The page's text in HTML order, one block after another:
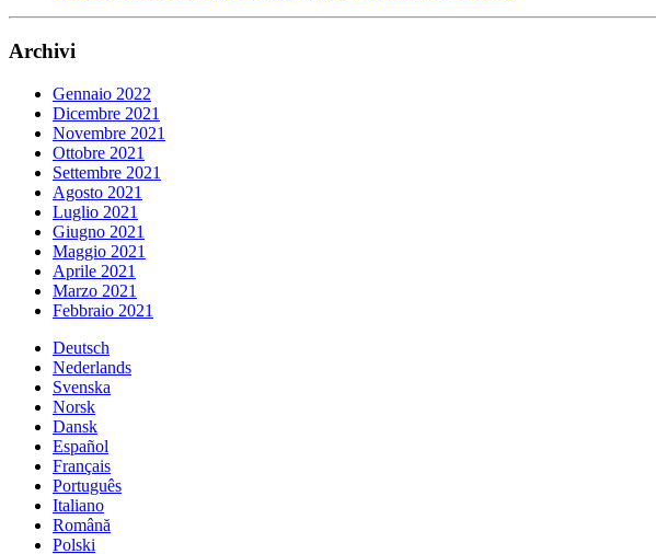
Archivi
Gennaio 2022
Dicembre 2021
Novembre 2021
Ottobre 2021
Settembre 2021
Agosto 2021
Luglio 2021
Giugno 2021
Maggio 2021
Aprile 2021
Marzo 2021
Febbraio 2021
Deutsch
Nederlands
Svenska
Norsk
Dansk
Español
Français
Português
Italiano
Română
Polski